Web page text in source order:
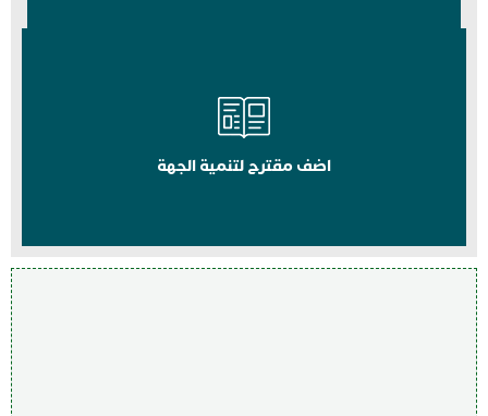
اضف مقترح لتنمية الجهة